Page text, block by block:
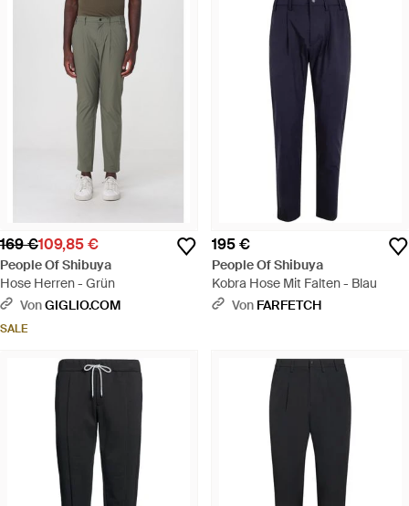
169 €109,85 €
People Of Shibuya
Hose Herren - Grün
VonGIGLIO.COM
SALE
195 €
People Of Shibuya
Kobra Hose Mit Falten - Blau
Von FARFETCH